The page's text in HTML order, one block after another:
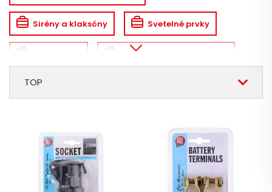
TOP
Sirény a klaksóny Svetelné prvky
Zástrčky, zásuvky, svorky